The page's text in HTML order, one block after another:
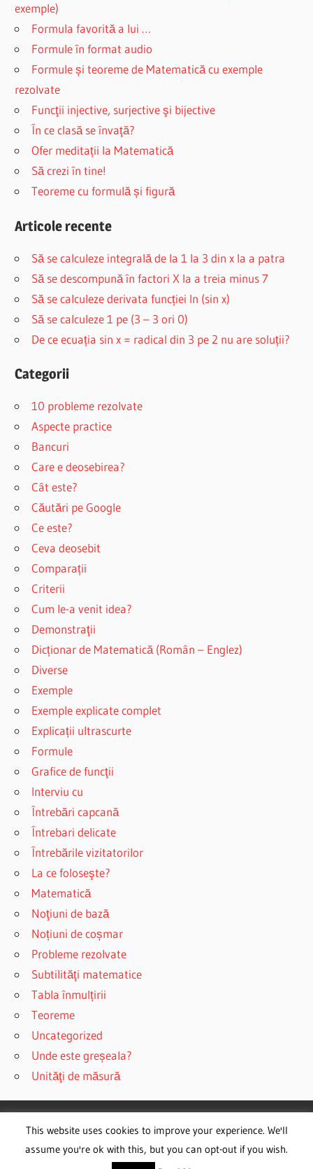
exemple)
Formula favorită a lui …
Formule în format audio
Formule și teoreme de Matematică cu exemple
rezolvate
Funcţii injective, surjective şi bijective
În ce clasă se învaţă?
Ofer meditații la Matematică
Să crezi în tine!
Teoreme cu formulă și figură
Articole recente
Să se calculeze integrală de la 1 la 3 din x la a patra
Să se descompună în factori X la a treia minus 7
Să se calculeze derivata funcției ln (sin x)
Să se calculeze 1 pe (3 – 3 ori 0)
De ce ecuația sin x = radical din 3 pe 2 nu are soluții?
Categorii
10 probleme rezolvate
Aspecte practice
Bancuri
Care e deosebirea?
Cât este?
Căutări pe Google
Ce este?
Ceva deosebit
Comparații
Criterii
Cum le-a venit idea?
Demonstraţii
Dicționar de Matematică (Român – Englez)
Diverse
Exemple
Exemple explicate complet
Explicații ultrascurte
Formule
Grafice de funcţii
Interviu cu
Întrebări capcană
Întrebari delicate
Întrebările vizitatorilor
La ce foloseşte?
Matematică
Noţiuni de bază
Noțiuni de coșmar
Probleme rezolvate
Subtilităţi matematice
Tabla înmulțirii
Teoreme
Uncategorized
Unde este greșeala?
Unităţi de măsură
WordPress Theme: Wellington by ThemeZee.
This website uses cookies to improve your experience. We'll
assume you're ok with this, but you can opt-out if you wish.